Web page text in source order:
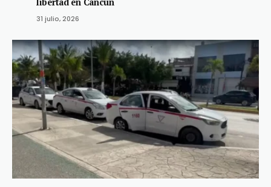
31 julio, 2026